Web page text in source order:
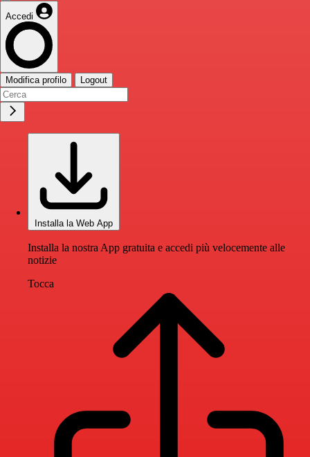
Accedi
Modifica profilo Logout
Installa la Web App
Installa la nostra App gratuita e accedi più velocemente alle
notizie
Tocca